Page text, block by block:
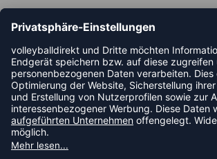
ABONNIERE JETZT DEN KOSTENLOSEN
VOLLEYBALLDIREKT-NEWSLETTER UND
NEUIGKEIT ODER AKTION MEHR.
JETZT ANMELDEN